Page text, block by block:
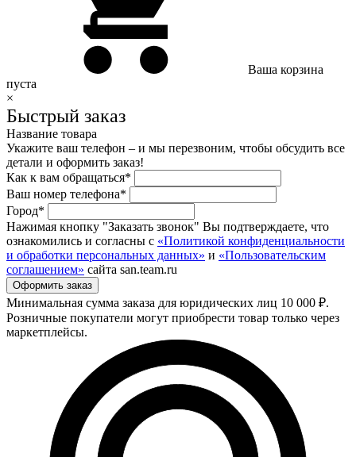
Ваша корзина
пуста
×
Быстрый заказ
Название товара
Укажите ваш телефон – и мы перезвоним, чтобы обсудить все
детали и оформить заказ!
Как к вам обращаться*
Ваш номер телефона*
Город*
Нажимая кнопку "Заказать звонок" Вы подтверждаете, что
ознакомились и согласны с «Политикой конфиденциальности
и обработки персональных данных» и «Пользовательским
соглашением» сайта san.team.ru
Минимальная сумма заказа для юридических лиц 10 000 ₽.
Розничные покупатели могут приобрести товар только через
маркетплейсы.